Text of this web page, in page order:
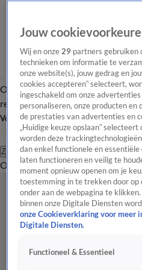
Overzicht Laatste nieuws Regionieuws
redactie
Volg Hart van Nederland
Zoeken
OverzichtRegioUitzendingen
Jouw
Wij en onze29 partners gebruiken
technieken om informatie te
onze website(s), jouw gedrag en
cookies accepteren” selecteert,
ingeschakeld om onze
personaliseren, onze producten
de prestaties van advertenties en
„Huidige keuze opslaan”
worden deze
dan enkel functionele en
laten functioneren en veilig te
moment opnieuw openen om je
toestemming in te trekken door op
onder aan de webpagina te
binnen onze Digitale Diensten
onze Cookieverklaring voor meer
Digitale Diensten.
Functioneel & Essentieel